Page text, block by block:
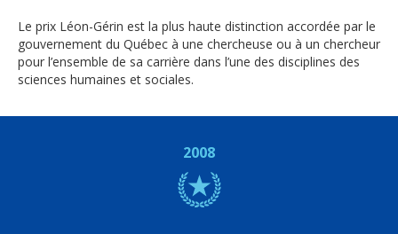
Le prix Léon-Gérin est la plus haute distinction accordée par le
gouvernement du Québec à une chercheuse ou à un chercheur
pour l’ensemble de sa carrière dans l’une des disciplines des
sciences humaines et sociales.
2008